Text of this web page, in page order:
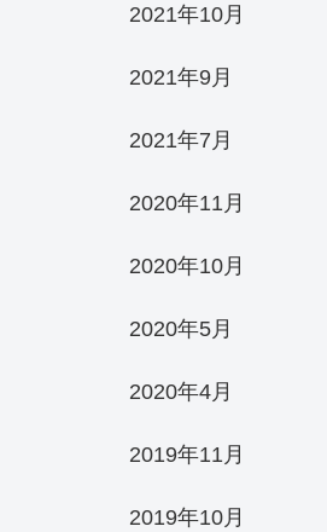
2021年10月
2021年9月
2021年7月
2020年11月
2020年10月
2020年5月
2020年4月
2019年11月
2019年10月